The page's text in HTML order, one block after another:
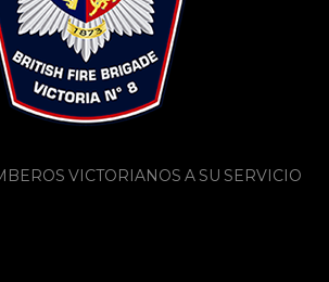
VICTORIANOS A SU SERVICIO